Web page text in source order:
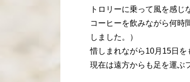
トロリーに乗って風を感じ
コーヒーを飲みながら何
しました。）
惜しまれながら10月15日を
現在は遠方からも足を運ぶ